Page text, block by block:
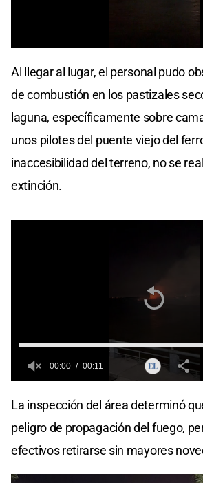
of
seconds
Al llegar al lugar, el personal pudo
de combustión en los pastizales
laguna, específicamente sobre
unos pilotes del puente viejo del
inaccesibilidad del terreno, no se
extinción.
of
seconds
00:00 00:11
La inspección del área determinó
peligro de propagación del fuego,
efectivos retirarse sin mayores